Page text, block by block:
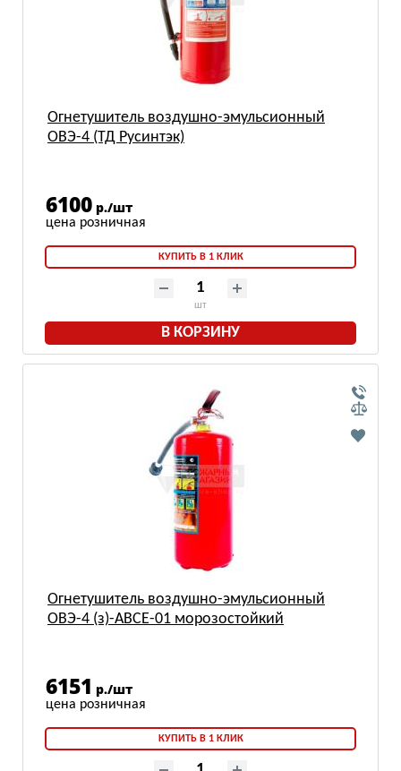
Огнетушитель воздушно-эмульсионный
ОВЭ-4 (ТД Русинтэк)
6100 р./шт
КУПИТЬ В 1 КЛИК
шт
В КОРЗИНУ
Огнетушитель воздушно-эмульсионный
ОВЭ-4 (з)-АВСЕ-01 морозостойкий
6151 р./шт
КУПИТЬ В 1 КЛИК